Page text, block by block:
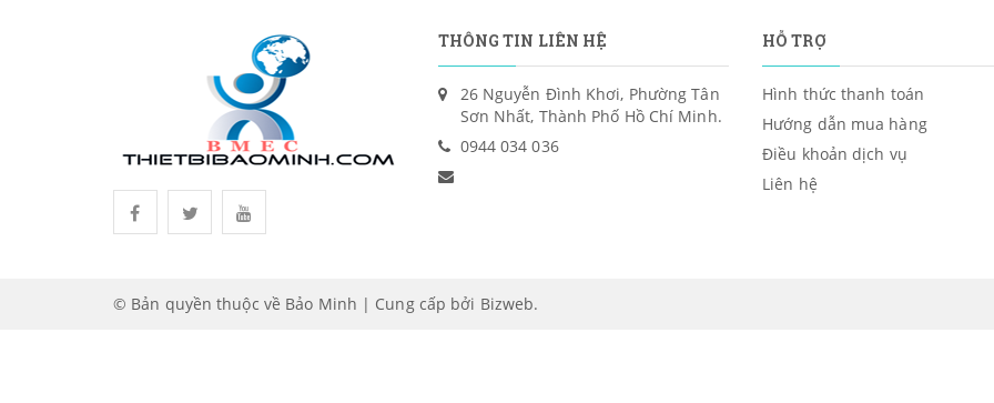
THÔNG TIN LIÊN HỆ
26 Nguyễn Đình Khơi, Phường Tân
Sơn Nhất, Thành Phố Hồ Chí Minh.
0944 034 036
HỖ TRỢ
Hình thức thanh toán
Hướng dẫn mua hàng
Điều khoản dịch vụ
Liên hệ
© Bản quyền thuộc về Bảo Minh | Cung cấp bởi Bizweb.